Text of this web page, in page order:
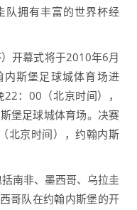
队拥有丰富的世界杯经
开幕式将于2010年6月
斯堡足球城体育场进
：00（北京时间），
堡足球城体育场。决赛
北京时间），约翰内斯
南非、墨西哥、乌拉圭
哥队在约翰内斯堡的开